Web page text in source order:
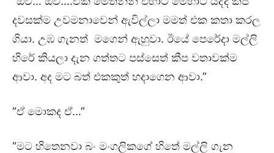
දවසක්ම උවමනාවෙන් ඇවිල්ලා මමත් එක කතා කරල
ගියා. උඹ ගැනත් මගෙන් ඇහුවා. ඊයේ පෙරේදා මල්ලි
හිරේ කියලා දැන ගත්තට පස්සෙත් කීප වතාවක්ම
ආවා. අද මට බත් එකකුත් හදාගෙන ආවා.”
“ඒ මොකද ඒ…”
“මට හිතෙනවා බං මංගලිකගේ හිතේ මල්ලි ගැන